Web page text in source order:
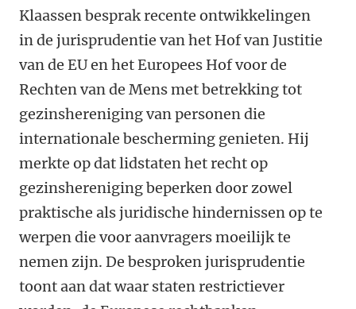
Klaassen besprak recente ontwikkelingen
in de jurisprudentie van het Hof van Justitie
van de EU en het Europees Hof voor de
Rechten van de Mens met betrekking tot
gezinshereniging van personen die
internationale bescherming genieten. Hij
merkte op dat lidstaten het recht op
gezinshereniging beperken door zowel
praktische als juridische hindernissen op te
werpen die voor aanvragers moeilijk te
nemen zijn. De besproken jurisprudentie
toont aan dat waar staten restrictiever